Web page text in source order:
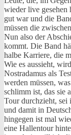
wieder live gesehen
gut war und die
müssen die
Nun also der
kommt. Die Band
halbe Karriere, die
Wie es aussieht,
Nostradamus als
werden müssen,
schlimm ist, das sie
Tour durchzieht, sei
und damit in
hingegen ist mal
eine Hallentour